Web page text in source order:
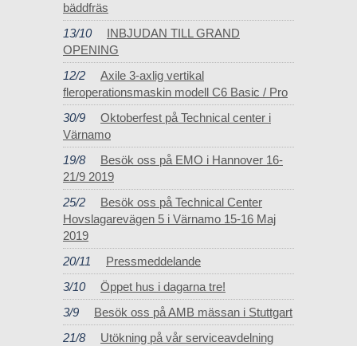
bäddfräs
13/10
INBJUDAN TILL GRAND
OPENING
12/2
Axile 3-axlig vertikal
fleroperationsmaskin modell C6 Basic / Pro
30/9
Oktoberfest på Technical center i
Värnamo
19/8
Besök oss på EMO i Hannover 16-
21/9 2019
25/2
Besök oss på Technical Center
Hovslagarevägen 5 i Värnamo 15-16 Maj
2019
20/11
Pressmeddelande
3/10
Öppet hus i dagarna tre!
3/9
Besök oss på AMB mässan i Stuttgart
21/8
Utökning på vår serviceavdelning